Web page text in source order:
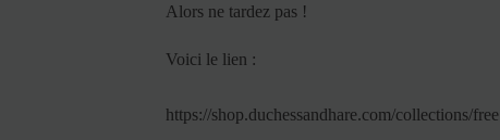
Alors ne tardez pas !
Voici le lien :
https://shop.duchessandhare.com/collections/free